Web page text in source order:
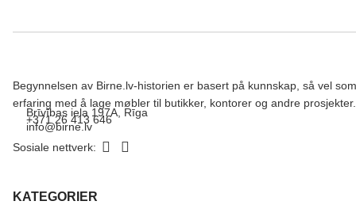
Begynnelsen av Birne.lv-historien er basert på kunnskap, så vel som
erfaring med å lage møbler til butikker, kontorer og andre prosjekter.
Brīvības iela 197A, Rīga
+371 26 413 646
info@birne.lv
Sosiale nettverk:
KATEGORIER